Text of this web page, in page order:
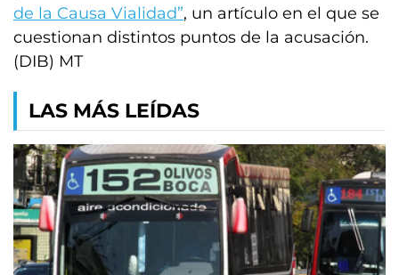
de la Causa Vialidad”, un artículo en el que se
cuestionan distintos puntos de la acusación.
(DIB) MT
LAS MÁS LEÍDAS